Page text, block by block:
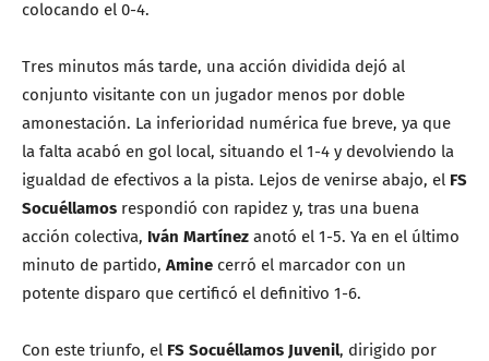
colocando el 0-4.
Tres minutos más tarde, una acción dividida dejó al
conjunto visitante con un jugador menos por doble
amonestación. La inferioridad numérica fue breve, ya que
la falta acabó en gol local, situando el 1-4 y devolviendo la
igualdad de efectivos a la pista. Lejos de venirse abajo, el FS
Socuéllamos respondió con rapidez y, tras una buena
acción colectiva, Iván Martínez anotó el 1-5. Ya en el último
minuto de partido, Amine cerró el marcador con un
potente disparo que certificó el definitivo 1-6.
Con este triunfo, el FS Socuéllamos Juvenil, dirigido por